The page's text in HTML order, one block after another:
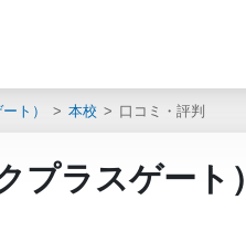
ト） 本校 口コミ・評判
プラスゲート